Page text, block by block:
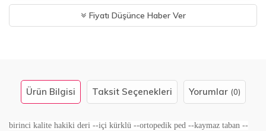
Fiyatı Düşünce Haber Ver
Ürün Bilgisi Taksit Seçenekleri Yorumlar (0)
birinci kalite hakiki deri --içi kürklü --ortopedik ped --kaymaz taban --